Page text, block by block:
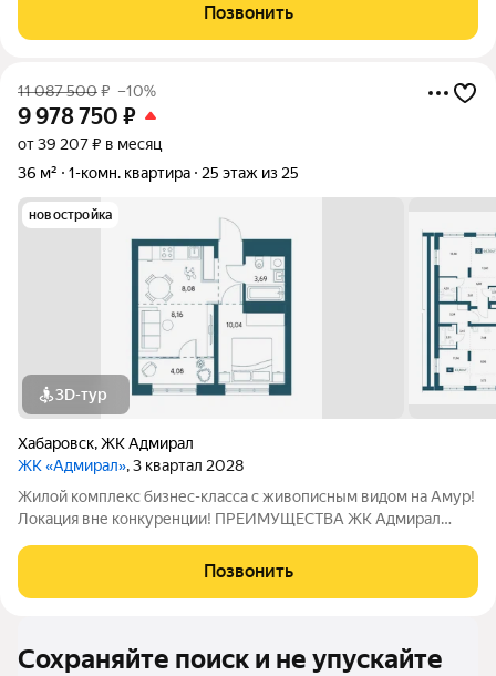
Умный дом Панорамное остекление Собственная набережная
Топовое расположение О ЖИЛОМ
Позвонить
11 087 500₽ –10%
9 978 750 ₽
от 39 207 ₽ в месяц
36 м²
1-комн. квартира 25 этаж из 25
новостройка
3D-тур
Хабаровск,ЖК Адмирал
ЖК «Адмирал», 3 квартал 2028
Жилой комплекс бизнес-класса с живописным видом на Амур!
Локация вне конкуренции! ПРЕИМУЩЕСТВА ЖК Адмирал
Умный дом Панорамное остекление Собственная набережная
Топовое расположение О ЖИЛОМ
Позвонить
Сохраняйте поиск и не упускайте